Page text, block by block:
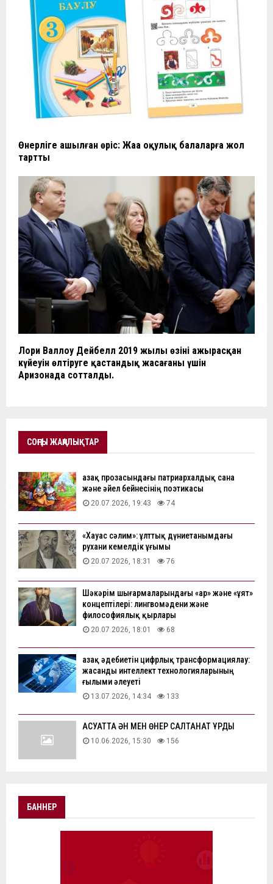
Өнерліге ашылған өріс: Жаңа оқулық балаларға жол
тартты
Лори Валлоу Дейбелл 2019 жылы өзінің ажырасқан
күйеуін өлтіруге қастандық жасағаны үшін
Аризонада сотталды.
СОҢҒЫ ЖАҢАЛЫҚТАР
Қазақ прозасындағы патриархалдық сана
және әйел бейнесінің поэтикасы
20.07.2026, 19:43 74
«Хауас сәлим»: ұлттық дүниетанымдағы
рухани кемелдік ұғымы
20.07.2026, 18:31 76
Шәкәрім шығармаларындағы «ар» және «ұят»
концептілері: лингвомәдени және
философиялық қырлары
20.07.2026, 18:01 68
Қазақ әдебиетін цифрлық трансформациялау:
жасанды интеллект технологияларының
ғылыми әлеуеті
13.07.2026, 14:34 133
АҚСУАТТА ӘН МЕН ӨНЕР САЛТАНАТ ҚҰРДЫ
10.06.2026, 15:30 156
БАННЕР